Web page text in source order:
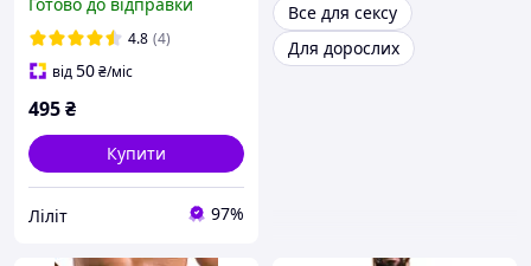
іграшки для новачків
Товари для дорослих
4.8 (4)
від50₴/міс
495₴
Купити
Ліліт 97%
Все для сексу
Для дорослих